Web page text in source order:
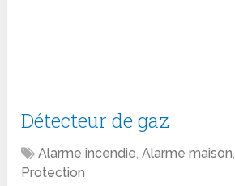
Détecteur de gaz
Alarme incendie,Alarme maison,
Protection